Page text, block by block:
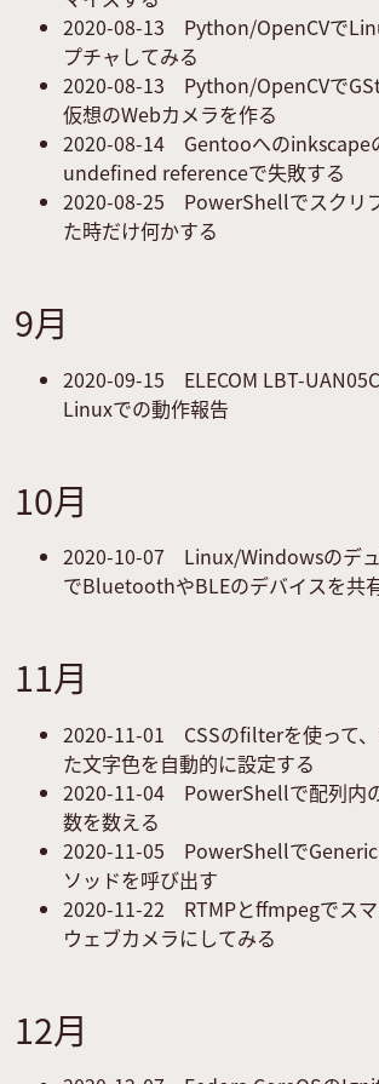
2020-08-13
Python/OpenCVで
プチャしてみる
2020-08-13
Python/OpenCVで
仮想のWebカメラを作る
2020-08-14
Gentooへのinkscape
undefined referenceで失敗する
2020-08-25
PowerShellでスクリ
た時だけ何かする
9月
2020-09-15
ELECOM LBT-
Linuxでの動作報告
10月
2020-10-07
Linux/Windowsのデ
でBluetoothやBLEのデバイスを共
11月
2020-11-01
CSSのfilterを使って
た文字色を自動的に設定する
2020-11-04
PowerShellで配列内
数を数える
2020-11-05
PowerShellで
ソッドを呼び出す
2020-11-22
RTMPとffmpegでス
ウェブカメラにしてみる
12月